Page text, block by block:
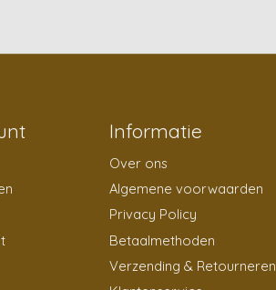
Informatie
Over ons
Algemene voorwaarden
Privacy Policy
Betaalmethoden
Verzending & Retourneren